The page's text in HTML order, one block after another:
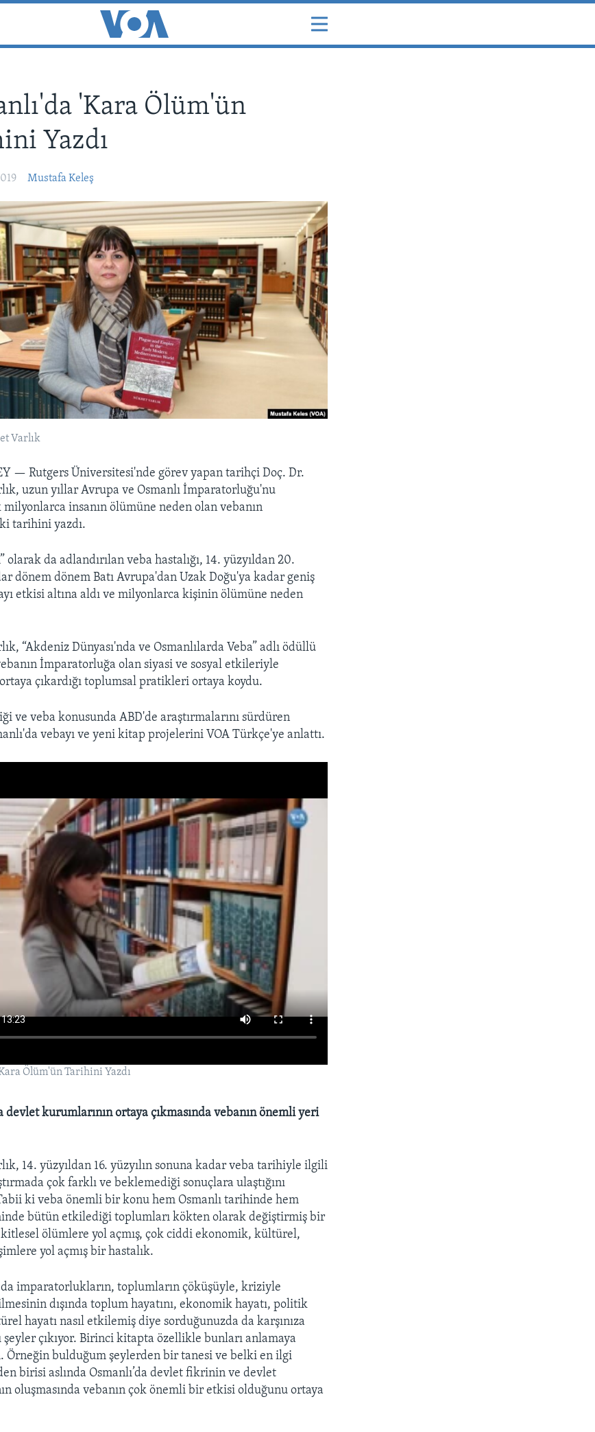
'Kara Ölüm'ün
Yazdı
Mustafa Keleş
Varlık
— Rutgers Üniversitesi'nde görev yapan tarihçi Doç. Dr.
uzun yıllar Avrupa ve Osmanlı İmparatorluğu'nu
insanın ölümüne neden olan vebanın
tarihini yazdı.
olarak da adlandırılan veba hastalığı, 14. yüzyıldan 20.
dönem dönem Batı Avrupa'dan Uzak Doğu'ya kadar geniş
etkisi altına aldı ve milyonlarca kişinin ölümüne neden
“Akdeniz Dünyası'nda ve Osmanlılarda Veba” adlı ödüllü
İmparatorluğa olan siyasi ve sosyal etkileriyle
çıkardığı toplumsal pratikleri ortaya koydu.
ve veba konusunda ABD'de araştırmalarını sürdüren
vebayı ve yeni kitap projelerini VOA Türkçe'ye anlattı.
Ölüm'ün Tarihini Yazdı
devlet kurumlarının ortaya çıkmasında vebanın önemli yeri
14. yüzyıldan 16. yüzyılın sonuna kadar veba tarihiyle ilgili
çok farklı ve beklemediği sonuçlara ulaştığını
ki veba önemli bir konu hem Osmanlı tarihinde hem
bütün etkilediği toplumları kökten olarak değiştirmiş bir
kitlesel ölümlere yol açmış, çok ciddi ekonomik, kültürel,
yol açmış bir hastalık.
imparatorlukların, toplumların çöküşüyle, kriziyle
dışında toplum hayatını, ekonomik hayatı, politik
hayatı nasıl etkilemiş diye sorduğunuzda da karşınıza
şeyler çıkıyor. Birinci kitapta özellikle bunları anlamaya
Örneğin bulduğum şeylerden bir tanesi ve belki en ilgi
birisi aslında Osmanlı’da devlet fikrinin ve devlet
oluşmasında vebanın çok önemli bir etkisi olduğunu ortaya